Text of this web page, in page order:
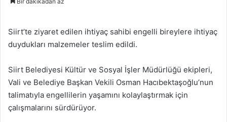
Siirt’te ziyaret edilen ihtiyaç sahibi engelli bireylere ihtiyaç
duydukları malzemeler teslim edildi.
Siirt Belediyesi Kültür ve Sosyal İşler Müdürlüğü ekipleri,
Vali ve Belediye Başkan Vekili Osman Hacıbektaşoğlu’nun
talimatıyla engellilerin yaşamını kolaylaştırmak için
çalışmalarını sürdürüyor.